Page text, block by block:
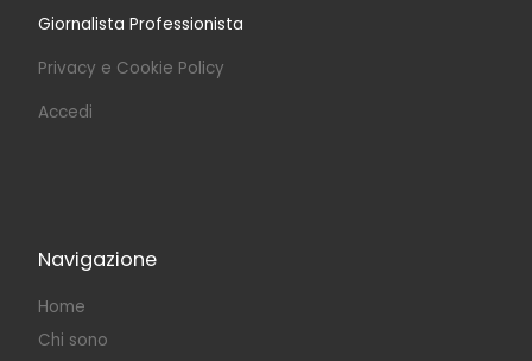
Giornalista Professionista
Privacy e Cookie Policy
Accedi
Navigazione
Home
Chi sono